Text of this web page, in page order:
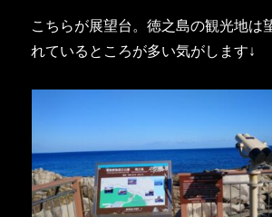
こちらが展望台。徳之島の観光地は
れているところが多い気がします↓